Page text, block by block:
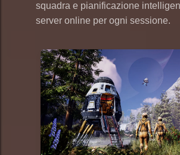
squadra e pianificazione
server online per ogni sessione.